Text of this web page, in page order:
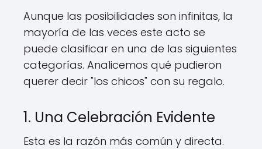
Aunque las posibilidades son infinitas, la
mayoría de las veces este acto se
puede clasificar en una de las siguientes
categorías. Analicemos qué pudieron
querer decir "los chicos" con su regalo.
1. Una Celebración Evidente
Esta es la razón más común y directa.